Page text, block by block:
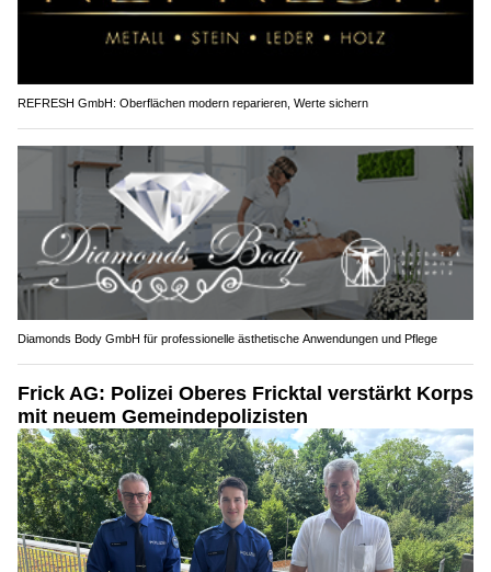
REFRESH GmbH: Oberflächen modern reparieren, Werte sichern
Diamonds Body GmbH für professionelle ästhetische Anwendungen und Pflege
Frick AG: Polizei Oberes Fricktal verstärkt Korps
mit neuem Gemeindepolizisten